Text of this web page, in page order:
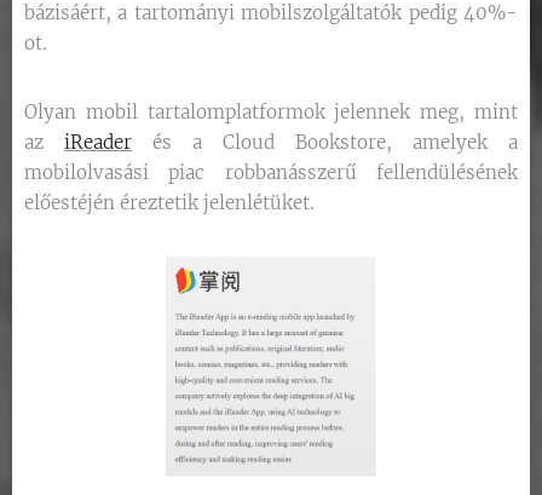
bázisáért, a tartományi mobilszolgáltatók pedig 40%-
ot.
Olyan mobil tartalomplatformok jelennek meg, mint
az iReader és a Cloud Bookstore, amelyek a
mobilolvasási piac robbanásszerű fellendülésének
előestéjén éreztetik jelenlétüket.